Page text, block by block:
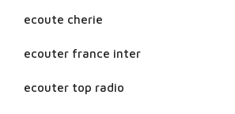
ecoute cherie
ecouter france inter
ecouter top radio